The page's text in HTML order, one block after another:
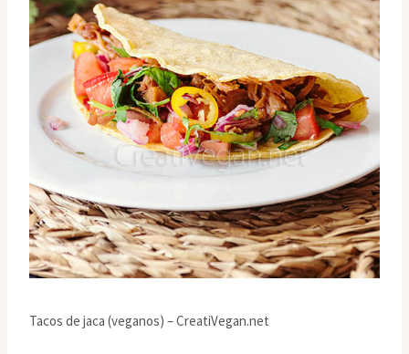
Tacos de jaca (veganos) – CreatiVegan.net